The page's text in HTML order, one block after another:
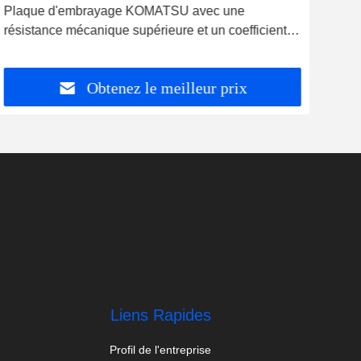
Plaque d'embrayage KOMATSU avec une
résistance mécanique supérieure et un coefficient
Obtenez le meilleur prix
Liens Rapides
Profil de l'entreprise